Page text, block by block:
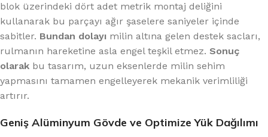
blok üzerindeki dört adet metrik montaj deliğini
kullanarak bu parçayı ağır şaselere saniyeler içinde
sabitler. Bundan dolayı milin altına gelen destek sacları,
rulmanın hareketine asla engel teşkil etmez. Sonuç
olarak bu tasarım, uzun eksenlerde milin sehim
yapmasını tamamen engelleyerek mekanik verimliliği
artırır.
Geniş Alüminyum Gövde ve Optimize Yük Dağılımı